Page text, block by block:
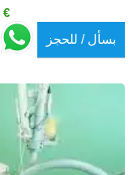
السعر: من 250 €
بسأل / للحجز